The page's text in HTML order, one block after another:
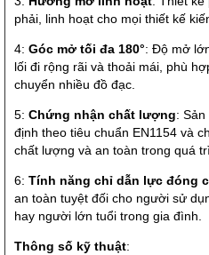
phải, linh hoạt cho mọi thiết kế
4: Góc mở tối đa 180°: Độ mở
lối đi rộng rãi và thoải mái, phù
chuyển nhiều đồ đạc.
5: Chứng nhận chất lượng:
định theo tiêu chuẩn EN1154 và
chất lượng và an toàn trong quá
6: Tính năng chỉ dẫn lực đóng
an toàn tuyệt đối cho người sử
hay người lớn tuổi trong gia đình.
Thông số kỹ thuật: